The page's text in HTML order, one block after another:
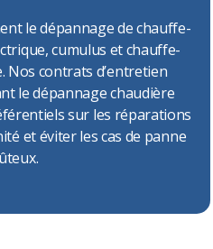
le dépannage de chauffe-
cumulus et chauffe-
Nos contrats d’entretien
le dépannage chaudière
sur les réparations
et éviter les cas de panne